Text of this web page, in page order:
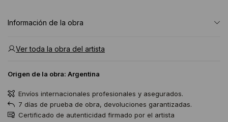
Información de la obra
Ver toda la obra del artista
Origen de la obra: Argentina
Envíos internacionales profesionales y asegurados.
7 días de prueba de obra, devoluciones garantizadas.
Certificado de autenticidad firmado por el artista